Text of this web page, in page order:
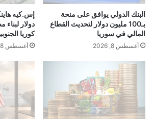
100 وجهة سياحية عالمية بعد
البحر الأحمر، بحسب صحيفة
وأشار الخطيب، خلال لقائه
وأصحاب الأعمال بالغرفة
ل
ى
ت
ف
ض
خ
ر
ض
ا
ن
ت
ا
البنك الدولي يوافق على منحة
بـ100 مليون دولار لتحديث القطاع
المالي في سوريا
أغسطس 8, 2026
دولار
كوريا
أغسطس 8, 2026